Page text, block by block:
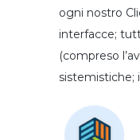
ogni nostro
interfacce;
(compreso
sistemistiche;